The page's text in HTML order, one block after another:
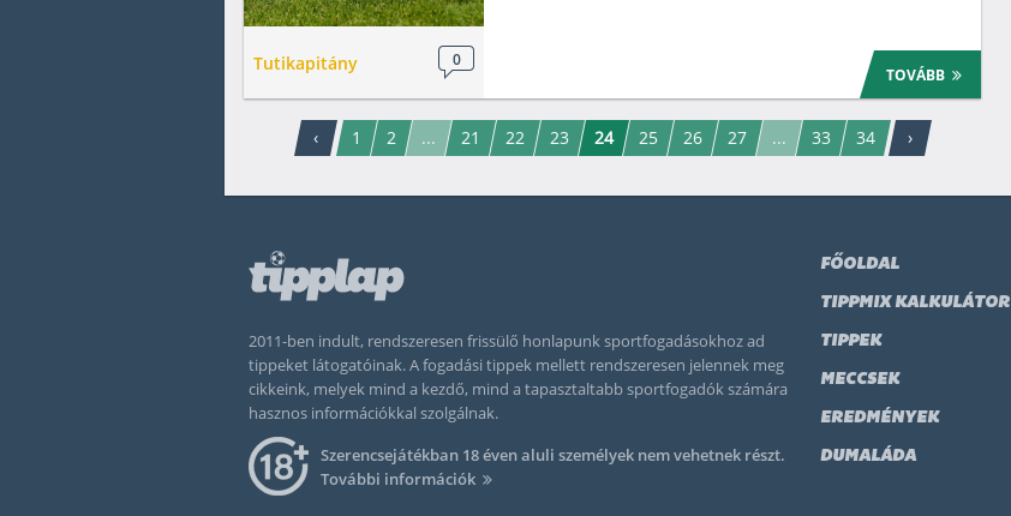
Tutikapitány 0
TOVÁBB
‹ 1 2 ... 21 22 23 24 25 26 27 ... 33 34 ›
2011-ben indult, rendszeresen frissülő honlapunk sportfogadásokhoz ad
tippeket látogatóinak. A fogadási tippek mellett rendszeresen jelennek meg
cikkeink, melyek mind a kezdő, mind a tapasztaltabb sportfogadók számára
hasznos információkkal szolgálnak.
Szerencsejátékban 18 éven aluli személyek nem vehetnek részt.
További információk
FŐOLDAL
TIPPMIX KALKULÁTOR
TIPPEK
MECCSEK
EREDMÉNYEK
DUMALÁDA